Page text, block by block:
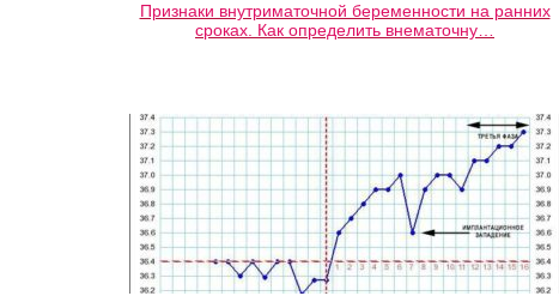
Признаки внутриматочной беременности на ранних
сроках. Как определить внематочну…